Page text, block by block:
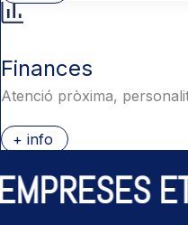
Finances
Atenció pròxima,
+ info